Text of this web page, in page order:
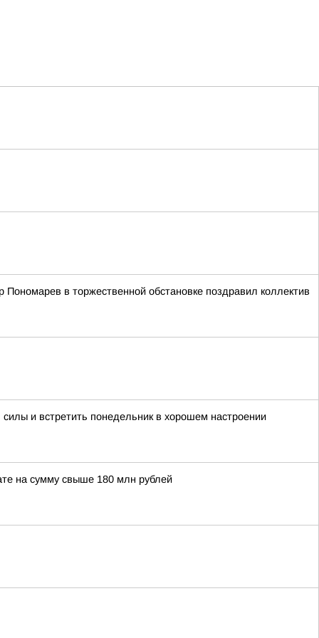
в торжественной обстановке поздравил коллектив
и встретить понедельник в хорошем настроении
на сумму свыше 180 млн рублей